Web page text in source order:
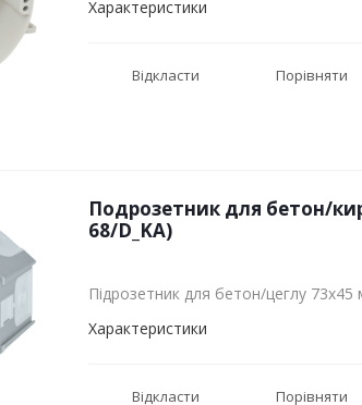
Характеристики
Відкласти Порівняти
Подрозетник для бетон/
68/D_KA)
Підрозетник для бетон/цеглу
Характеристики
Відкласти Порівняти